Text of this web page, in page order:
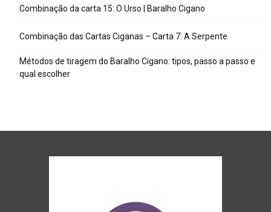
Combinação da carta 15: O Urso | Baralho Cigano
Combinação das Cartas Ciganas – Carta 7: A Serpente
Métodos de tiragem do Baralho Cigano: tipos, passo a passo e
qual escolher